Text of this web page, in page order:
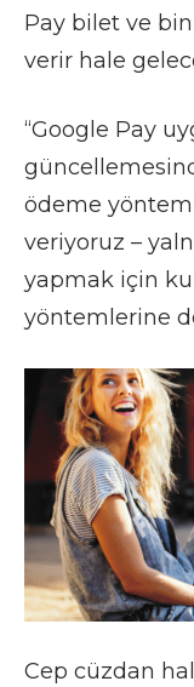
Pay bilet ve
verir hale
“Google Pay
ödeme
veriyoruz –
yapmak için
yöntemlerine
Cep cüzdan